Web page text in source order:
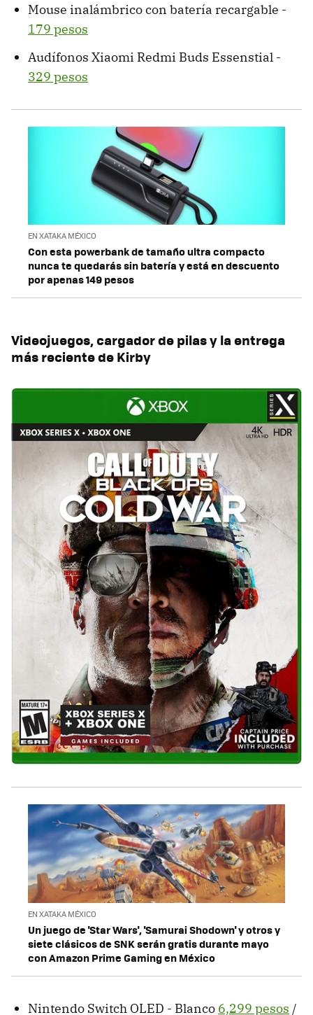
Mouse inalámbrico con batería recargable -
179 pesos
Audífonos Xiaomi Redmi Buds Essenstial -
329 pesos
EN XATAKA MÉXICO
Con esta powerbank de tamaño ultra compacto
nunca te quedarás sin batería y está en descuento
por apenas 149 pesos
Videojuegos, cargador de pilas y la entrega
más reciente de Kirby
EN XATAKA MÉXICO
Un juego de 'Star Wars', 'Samurai Shodown' y otros y
siete clásicos de SNK serán gratis durante mayo
con Amazon Prime Gaming en México
Nintendo Switch OLED - Blanco 6,299 pesos /